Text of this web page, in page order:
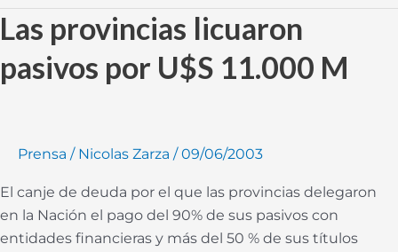
Las provincias licuaron
pasivos por U$S 11.000 M
Prensa / Nicolas Zarza /09/06/2003
El canje de deuda por el que las provincias delegaron
en la Nación el pago del 90% de sus pasivos con
entidades financieras y más del 50 % de sus títulos
Las
provincias
licuaron
pasivos
11.000